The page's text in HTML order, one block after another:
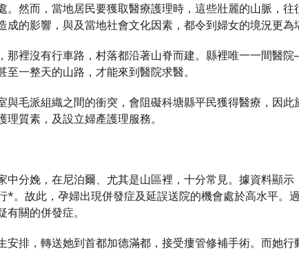
然而，當地居民要獲取醫療護理時，這些壯麗的山脈，往
的影響，與及當地社會文化因素，都令到婦女的境況更為
裡沒有行車路，村落都沿著山脊而建。縣裡唯一一間醫院
一整天的山路，才能來到醫院求醫。
毛派組織之間的衝突，會阻礙科塘縣平民獲得醫療，因此
質素，及設立婦產護理服務。
分娩，在尼泊爾、尤其是山區裡，十分常見。據資料顯示
。故此，孕婦出現併發症及延誤送院的機會處於高水平。
關的併發症。
排，轉送她到首都加德滿都，接受瘻管修補手術。而她行